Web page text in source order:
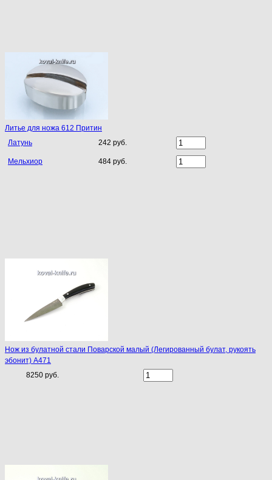
Литье для ножа 612 Притин
Латунь
242 руб.
Мельхиор 484 руб.
Нож из булатной стали Поварской малый (Легированный булат, рукоять
эбонит) A471
8250 руб.